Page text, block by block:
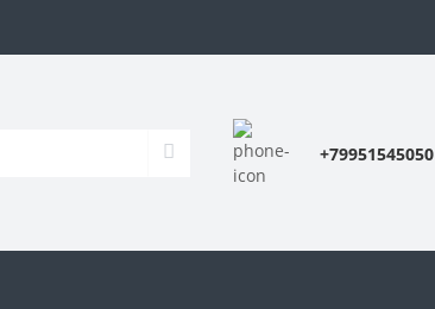
+79951545050